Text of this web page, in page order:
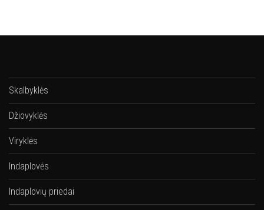
Skalbyklės
Džiovyklės
Viryklės
Indaplovės
Indaplovių priedai